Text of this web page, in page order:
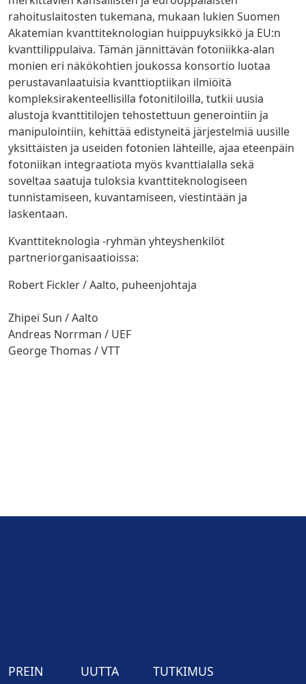
rahoituslaitosten tukemana, mukaan lukien Suomen
Akatemian kvanttiteknologian huippuyksikkö ja EU:n
kvanttilippulaiva. Tämän jännittävän fotoniikka-alan
monien eri näkökohtien joukossa konsortio luotaa
perustavanlaatuisia kvanttioptiikan ilmiöitä
kompleksirakenteellisilla fotonitiloilla, tutkii uusia
alustoja kvanttitilojen tehostettuun generointiin ja
manipulointiin, kehittää edistyneitä järjestelmiä uusille
yksittäisten ja useiden fotonien lähteille, ajaa eteenpäin
fotoniikan integraatiota myös kvanttialalla sekä
soveltaa saatuja tuloksia kvanttiteknologiseen
tunnistamiseen, kuvantamiseen, viestintään ja
laskentaan.
Kvanttiteknologia -ryhmän yhteyshenkilöt
partneriorganisaatioissa:
Robert Fickler / Aalto, puheenjohtaja
Zhipei Sun / Aalto
Andreas Norrman / UEF
George Thomas / VTT
PREIN
UUTTA TUTKIMUS